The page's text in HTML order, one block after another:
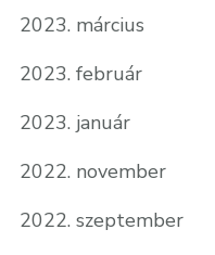
2023. március
2023. február
2023. január
2022. november
2022. szeptember